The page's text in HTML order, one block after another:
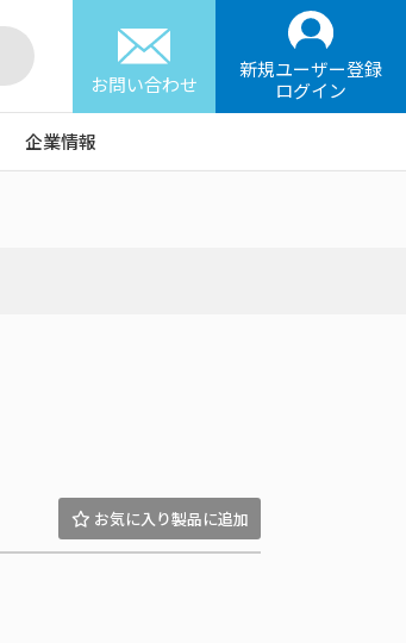
お問い合わせ
新規ユーザー登録
ログイン
企業情報